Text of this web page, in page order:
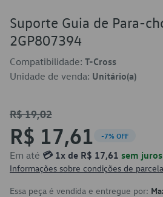
Suporte Guia de Para-
2GP807394
Compatibilidade: T-Cross
Unidade de venda: Unitário(a)
R$ 19,02
R$ 17,61 -7% OFF
Em até 💳 1x de R$ 17,61 sem juros
Informações sobre condições de
Essa peça é vendida e entregue por: